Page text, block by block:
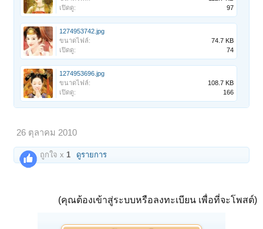
เปิดดู:
97
1274953742.jpg
ขนาดไฟล์:
74.7 KB
เปิดดู:
74
1274953696.jpg
ขนาดไฟล์:
108.7 KB
เปิดดู:
166
26 ตุลาคม 2010
ถูกใจ x 1 ดูรายการ
(คุณต้องเข้าสู่ระบบหรือลงทะเบียน เพื่อที่จะโพสต์)